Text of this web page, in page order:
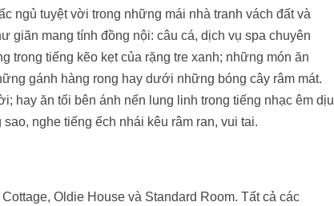
ngủ tuyệt vời trong những mái nhà tranh vách đất và
giãn mang tính đồng nội: câu cá, dịch vụ spa chuyên
trong tiếng kẽo kẹt của rặng tre xanh; những món ăn
gánh hàng rong hay dưới những bóng cây râm mát.
hay ăn tối bên ánh nến lung linh trong tiếng nhạc êm dịu
nghe tiếng ếch nhái kêu râm ran, vui tai.
Oldie House và Standard Room. Tất cả các